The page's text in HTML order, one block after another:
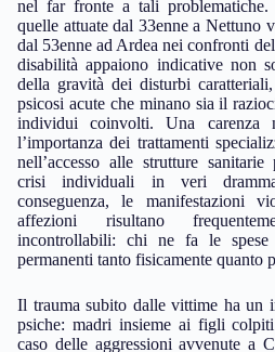
nel far fronte a tali problematiche.
quelle attuate dal 33enne a Nettuno
dal 53enne ad Ardea nei confronti
disabilità appaiono indicative non
della gravità dei disturbi
psicosi acute che minano sia il
individui coinvolti. Una carenza
l’importanza dei trattamenti
nell’accesso alle strutture
crisi individuali in veri
conseguenza, le manifestazioni
affezioni risultano
incontrollabili: chi ne fa le
permanenti tanto fisicamente quanto
Il trauma subito dalle vittime ha un
psiche: madri insieme ai figli
caso delle aggressioni avvenute a